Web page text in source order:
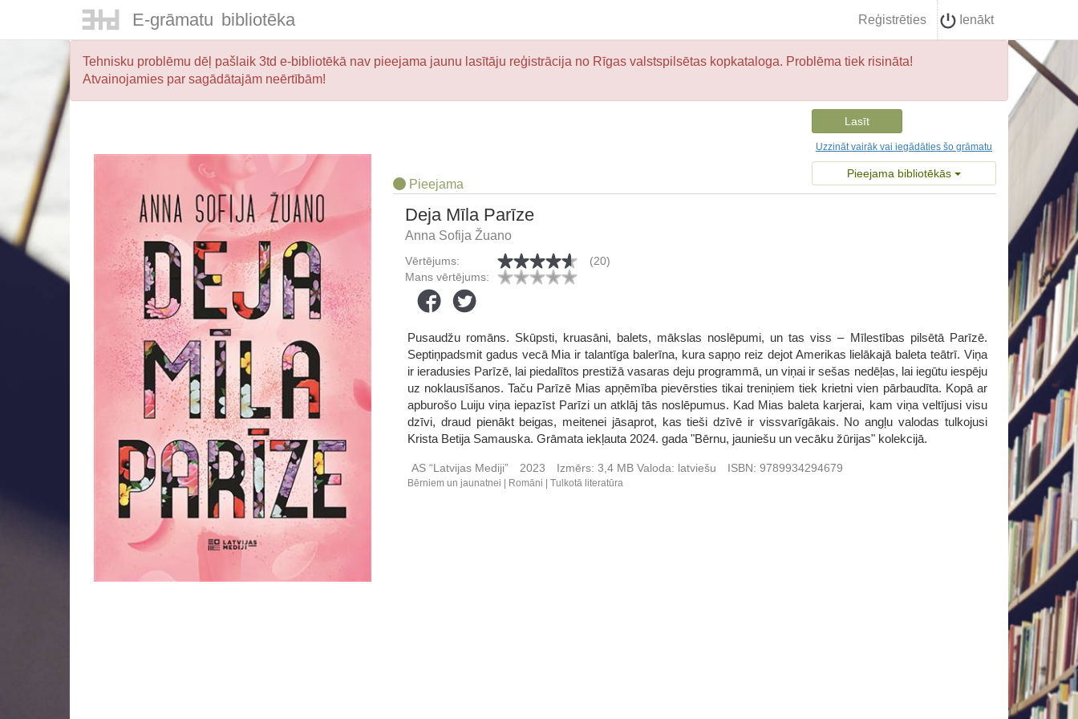
E-grāmatu bibliotēka Reģistrēties Ienākt
Tehnisku problēmu dēļ pašlaik 3td e-bibliotēkā nav pieejama jaunu lasītāju reģistrācija no Rīgas valstspilsētas kopkataloga. Problēma tiek risināta!
Atvainojamies par sagādātajām neērtībām!
Lasīt
Uzzināt vairāk vai iegādāties šo grāmatu
Pieejama bibliotēkās
Pieejama
Deja Mīla Parīze
Anna Sofija Žuano
Vērtējums:
(20)
Mans vērtējums:
Pusaudžu romāns. Skūpsti, kruasāni, balets, mākslas noslēpumi, un tas viss – Mīlestības pilsētā Parīzē.
Septiņpadsmit gadus vecā Mia ir talantīga balerīna, kura sapņo reiz dejot Amerikas lielākajā baleta teātrī. Viņa
ir ieradusies Parīzē, lai piedalītos prestižā vasaras deju programmā, un viņai ir sešas nedēļas, lai iegūtu iespēju
uz noklausīšanos. Taču Parīzē Mias apņēmība pievērsties tikai treniņiem tiek krietni vien pārbaudīta. Kopā ar
apburošo Luiju viņa iepazīst Parīzi un atklāj tās noslēpumus. Kad Mias baleta karjerai, kam viņa veltījusi visu
dzīvi, draud pienākt beigas, meitenei jāsaprot, kas tieši dzīvē ir vissvarīgākais. No angļu valodas tulkojusi
Krista Betija Samauska. Grāmata iekļauta 2024. gada "Bērnu, jauniešu un vecāku žūrijas" kolekcijā.
AS “Latvijas Mediji” 2023 Izmērs: 3,4 MBValoda: latviešu ISBN: 9789934294679
Bērniem un jaunatnei Romāni Tulkotā literatūra